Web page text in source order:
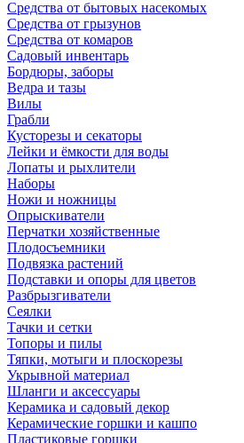
Средства от бытовых насекомых
Средства от грызунов
Средства от комаров
Садовый инвентарь
Бордюры, заборы
Ведра и тазы
Вилы
Грабли
Кусторезы и секаторы
Лейки и ёмкости для воды
Лопаты и рыхлители
Наборы
Ножи и ножницы
Опрыскиватели
Перчатки хозяйственные
Плодосъемники
Подвязка растений
Подставки и опоры для цветов
Разбрызгиватели
Сеялки
Тачки и сетки
Топоры и пилы
Тяпки, мотыги и плоскорезы
Укрывной материал
Шланги и аксессуары
Керамика и садовый декор
Керамические горшки и кашпо
Пластиковые горшки